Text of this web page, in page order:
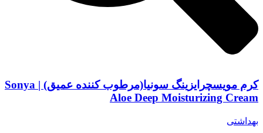
کرم مویسچرایزینگ سونیا(مرطوب کننده عمیق) | Sonya
Aloe Deep Moisturizing Cream
بهداشتی